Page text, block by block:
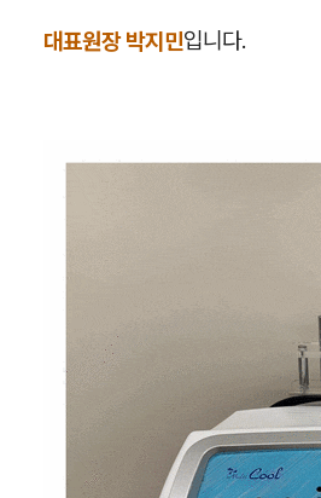
대표원장 박지민입니다.